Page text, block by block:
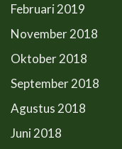
Februari 2019
November 2018
Oktober 2018
September 2018
Agustus 2018
Juni 2018